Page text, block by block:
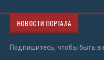
НОВОСТИ ПОРТАЛА
Подпишитесь, чтобы быть в